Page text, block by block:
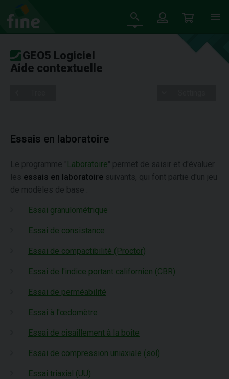
GEO5 Logiciel
Aide contextuelle
Essais en laboratoire
Le programme "Laboratoire" permet de saisir et d'évaluer
les essais en laboratoire suivants, qui font partie d'un jeu
de modèles de base :
Essai granulométrique
Essai de consistance
Essai de compactibilité (Proctor)
Essai de l'indice portant californien (CBR)
Essai de perméabilité
Essai à l'œdomètre
Essai de cisaillement à la boîte
Essai de compression uniaxiale (sol)
Essai triaxial (UU)